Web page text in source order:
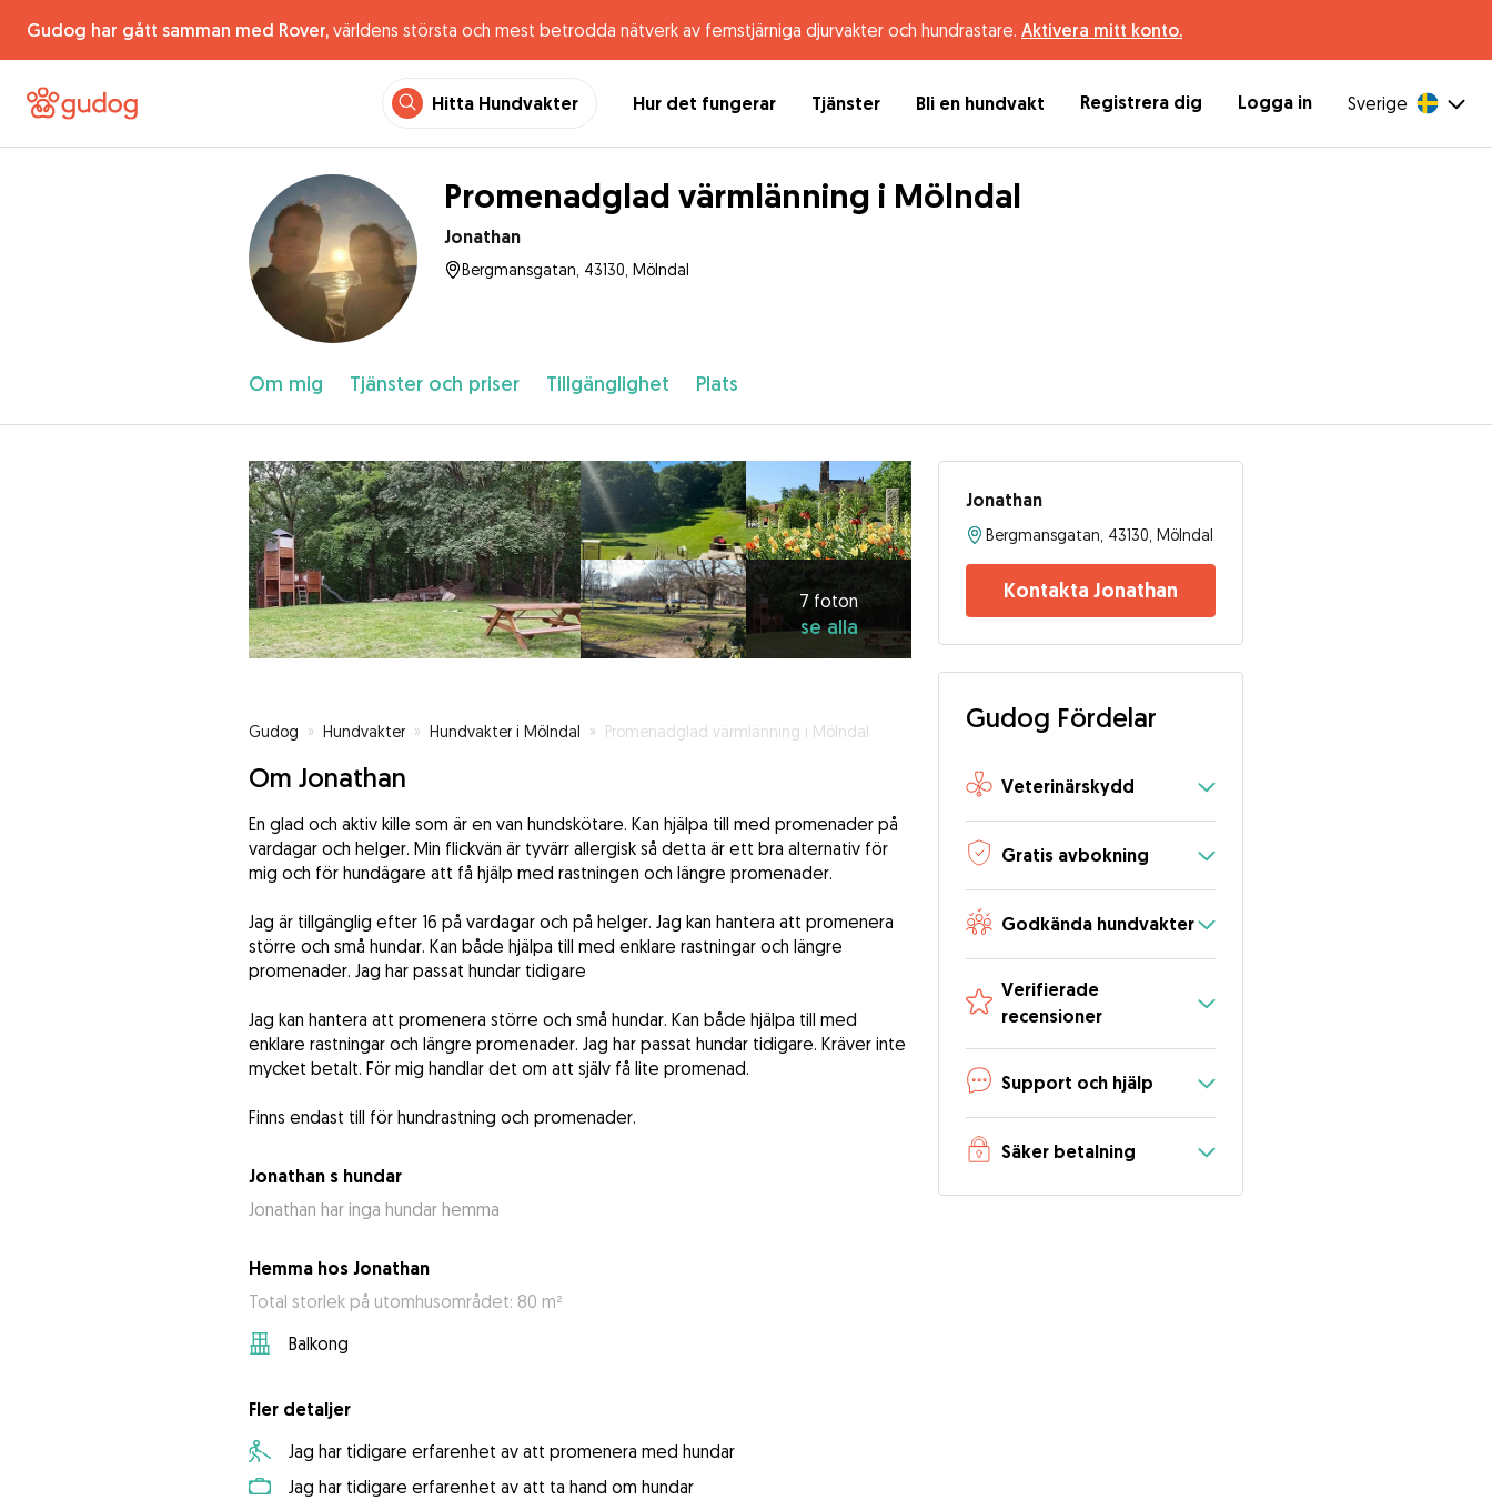
Gudog har gått samman med Rover, världens största och mest betrodda nätverk av femstjärniga djurvakter och hundrastare. Aktivera mitt konto.
Hitta Hundvakter Hur det fungerar Tjänster Bli en hundvakt Registrera dig Logga in Sverige
Promenadglad värmlänning i Mölndal
Jonathan
Bergmansgatan, 43130, Mölndal
Om mig Tjänster och priser Tillgänglighet Plats
7 foton
se alla
Gudog » Hundvakter » Hundvakter i Mölndal » Promenadglad värmlänning i Mölndal
Om Jonathan
En glad och aktiv kille som är en van hundskötare. Kan hjälpa till med promenader på
vardagar och helger. Min flickvän är tyvärr allergisk så detta är ett bra alternativ för
mig och för hundägare att få hjälp med rastningen och längre promenader.
Jag är tillgänglig efter 16 på vardagar och på helger. Jag kan hantera att promenera
större och små hundar. Kan både hjälpa till med enklare rastningar och längre
promenader. Jag har passat hundar tidigare
Jag kan hantera att promenera större och små hundar. Kan både hjälpa till med
enklare rastningar och längre promenader. Jag har passat hundar tidigare. Kräver inte
mycket betalt. För mig handlar det om att själv få lite promenad.
Finns endast till för hundrastning och promenader.
Jonathan s hundar
Jonathan har inga hundar hemma
Hemma hos Jonathan
Total storlek på utomhusområdet: 80 m²
Balkong
Fler detaljer
Jag har tidigare erfarenhet av att promenera med hundar
Jag har tidigare erfarenhet av att ta hand om hundar
Jonathan
Bergmansgatan, 43130, Mölndal
Kontakta Jonathan
Gudog Fördelar
Veterinärskydd
Gratis avbokning
Godkända hundvakter
Verifierade
recensioner
Support och hjälp
Säker betalning